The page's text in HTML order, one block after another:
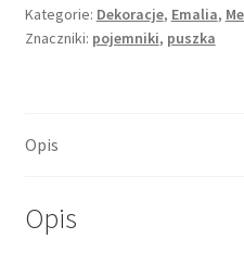
ciastka,
angielski
decker,
Kategorie: Dekoracje, Emalia,
Znaczniki: pojemniki, puszka
Opis
Opis